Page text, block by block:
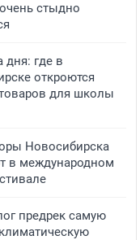
стыдно
дня: где в
откроются
для школы
Новосибирска
в международном
предрек самую